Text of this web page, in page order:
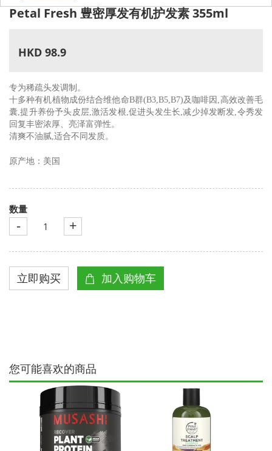
Petal Fresh 豊密厚发有机护发素 355ml
HKD 98.9
专为稀疏头发调制。
十多种有机植物成份结合维他命B群(B3,B5,B7) 及咖啡因 高效改善毛
囊 ,提升养份予头皮层, 激活发根 促进头发生长 ,减少掉发断发 令秀发
回复丰密浓厚、亮泽富弹性。
清爽不油腻, 适合不同发质。
原产地：美国
数量
- +
您可能喜欢的商品